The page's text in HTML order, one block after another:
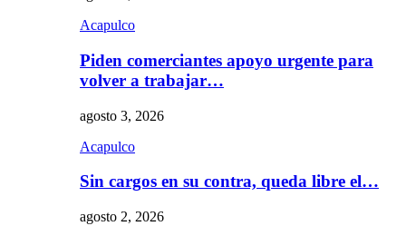
Acapulco
Piden comerciantes apoyo urgente para
volver a trabajar…
agosto 3, 2026
Acapulco
Sin cargos en su contra, queda libre el…
agosto 2, 2026